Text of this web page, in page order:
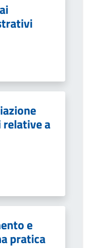
a
e
pratica